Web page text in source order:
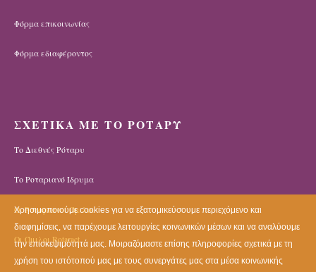
Φόρμα επικοινωνίας
Φόρμα εδιαφέροντος
ΣΧΕΤΙΚΑ ΜΕ ΤΟ ΡΟΤΑΡΥ
Το Διεθνές Ρόταρυ
Το Ροταριανό Ίδρυμα
Οι Ροταριανοί Όμιλοι
Οι Όμιλοι Rotaract
Χρησιμοποιούμε cookies για να εξατομικεύσουμε περιεχόμενο και
διαφημίσεις, να παρέχουμε λειτουργίες κοινωνικών μέσων και να αναλύουμε
την επισκεψιμότητά μας. Μοιραζόμαστε επίσης πληροφορίες σχετικά με τη
χρήση του ιστότοπού μας με τους συνεργάτες μας στα μέσα κοινωνικής